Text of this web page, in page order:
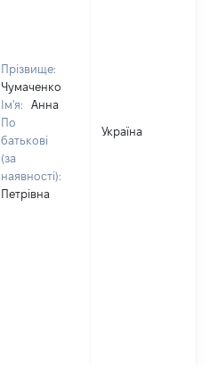
Прізвище:
Чумаченко
Ім'я:
Анна
По
батькові
(за
наявності):
Петрівна
Україна